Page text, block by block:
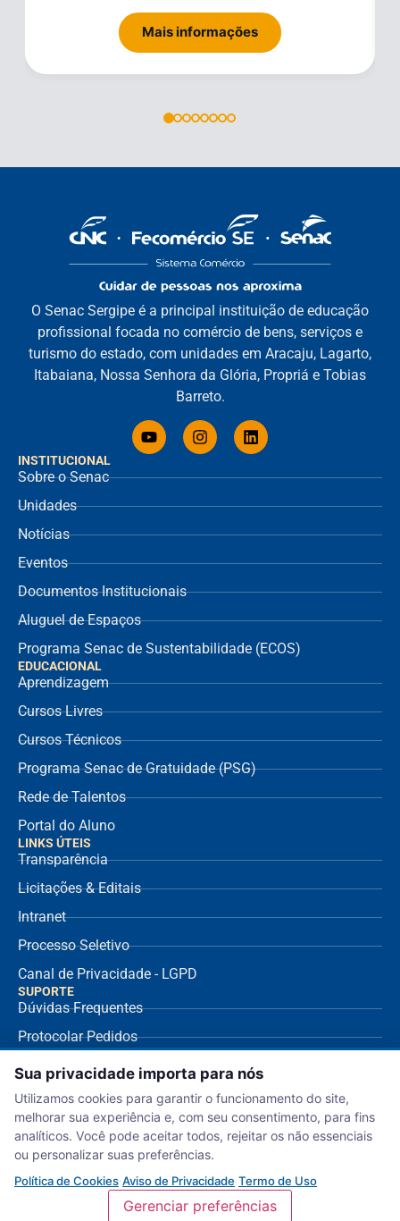
Mais informações
INSTITUCIONAL
Sobre o Senac
Unidades
Notícias
Eventos
Documentos Institucionais
Aluguel de Espaços
Programa Senac de Sustentabilidade (ECOS)
EDUCACIONAL
Aprendizagem
Cursos Livres
Cursos Técnicos
Programa Senac de Gratuidade (PSG)
Rede de Talentos
Portal do Aluno
O Senac Sergipe é a principal instituição de educação
profissional focada no comércio de bens, serviços e
turismo do estado, com unidades em Aracaju, Lagarto,
Itabaiana, Nossa Senhora da Glória, Propriá e Tobias
Barreto.
LINKS ÚTEIS
Transparência
Licitações & Editais
Intranet
Processo Seletivo
Canal de Privacidade - LGPD
SUPORTE
Dúvidas Frequentes
Protocolar Pedidos
Envio de NF Fornecedor
Ouvidoria
Aviso de Privacidade
Termo de Uso
Política de Cookies
Sua privacidade importa para nós
Utilizamos cookies para garantir o funcionamento do site,
melhorar sua experiência e, com seu consentimento, para fins
analíticos. Você pode aceitar todos, rejeitar os não essenciais
ou personalizar suas preferências.
Política de Cookies·Aviso de Privacidade·Termo de Uso
Gerenciar preferências